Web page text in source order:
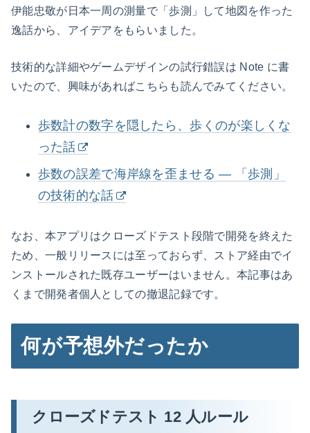
伊能忠敬が日本一周の測量で「歩測」して地図を作った
逸話から、アイデアをもらいました。
技術的な詳細やゲームデザインの試行錯誤は Note に書
いたので、興味があればこちらも読んでみてください。
歩数計の数字を隠したら、歩くのが楽しくな
った話
歩数の誤差で海岸線を歪ませる — 「歩測」
の技術的な話
なお、本アプリはクローズドテスト段階で開発を終えた
ため、一般リリースには至っておらず、ストア経由でイ
ンストールされた既存ユーザーはいません。本記事はあ
くまで開発者個人としての撤退記録です。
何が予想外だったか
クローズドテスト 12 人ルール